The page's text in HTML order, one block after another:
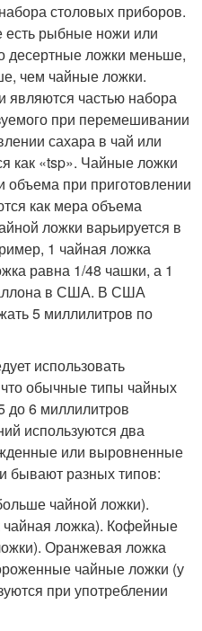
столовых приборов.
рыбные ножи или
десертные ложки меньше,
чем чайные ложки.
частью набора
при перемешивании
сахара в чай ​​или
как «tsp». Чайные ложки
объема при приготовлении
как мера объема
ложки варьируется в
1 чайная ложка
равна 1/48 чашки, а 1
в США. В США
5 миллилитров по
использовать
обычные типы чайных
до 6 миллилитров
используются два
или выровненные
бывают разных типов:
чайной ложки).
чайная ложка). Кофейные
Оранжевая ложка
чайные ложки (у
при употреблении